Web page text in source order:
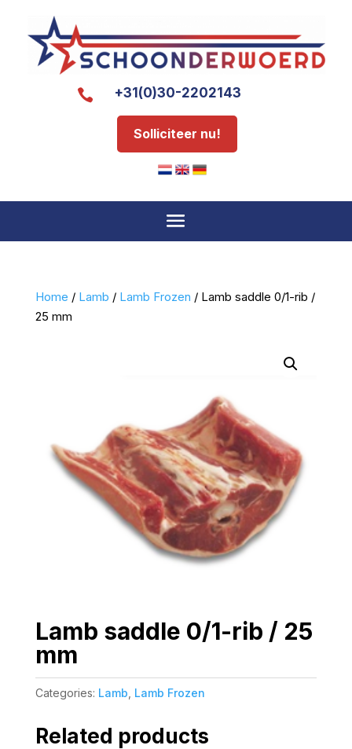
 +31(0)30-2202143
Solliciteer nu!
Home / Lamb / Lamb Frozen / Lamb saddle 0/1-rib /
25 mm
Lamb saddle 0/1-rib / 25
mm
Categories: Lamb Lamb Frozen
Related products